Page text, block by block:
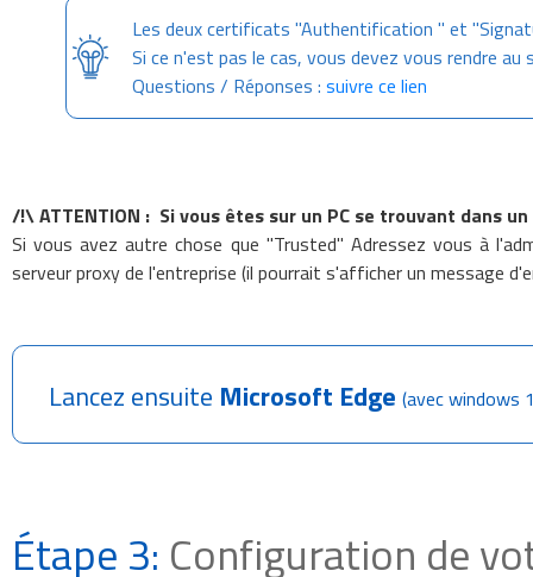
Les deux certificats "Authentification " et
Si ce n'est pas le cas, vous devez vous rendre
Questions / Réponses : suivre ce lien
/!\ ATTENTION : Si vous êtes sur un PC se trouvant dans
Si vous avez autre chose que "Trusted" Adressez vous à
serveur proxy de l'entreprise (il pourrait s'afficher un message
Lancez ensuite Microsoft Edge (avec windows
Étape 3: Configuration de